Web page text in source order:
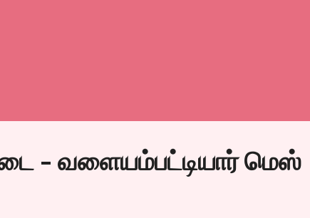
- வளையம்பட்டியார் மெஸ்